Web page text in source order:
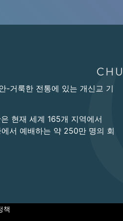
-거룩한 전통에 있는 개신교 기
현재 세계 165개 지역에서
서 예배하는 약 250만 명의 회
책